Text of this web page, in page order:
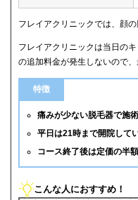
フレイアクリニックでは、顔
フレイアクリニックは当日の
の追加料金が発生しないので
特徴
痛みが少ない脱毛器で施
平日は21時まで開院して
コース終了後は定価の半
こんな人におすすめ！